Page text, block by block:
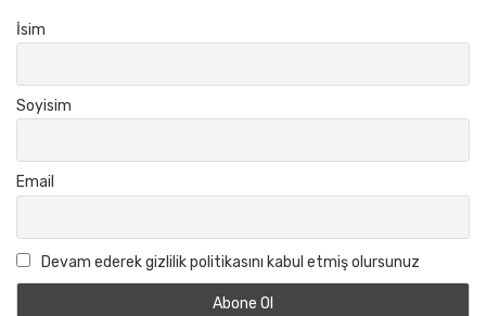
İsim
Soyisim
Email
Devam ederek gizlilik politikasını kabul etmiş olursunuz